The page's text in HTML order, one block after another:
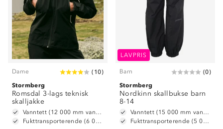
Dame ( 10)
Stormberg
Romsdal 3-lags teknisk
skalljakke
Vanntett (12 000 mm vannsøyle)
Fukttransporterende (6 000 g/ m2/ 24t)
LAVPRIS
Barn (0)
Stormberg
Nordkinn skallbukse barn
8-14
Vanntett (15 000 mm vannsøyle)
Fukttransporterende (5 000 g/m2/24t)